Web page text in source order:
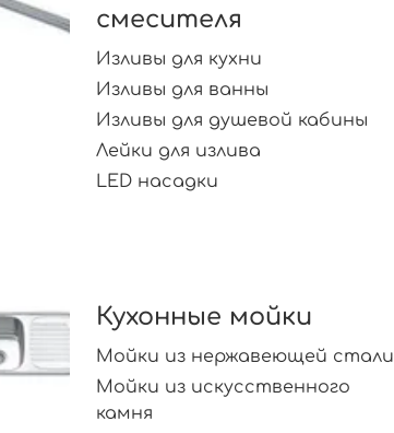
смесителя
Изливы для кухни
Изливы для ванны
Изливы для душевой кабины
Лейки для излива
LED насадки
Кухонные мойки
Мойки из нержавеющей стали
Мойки из искусственного
камня